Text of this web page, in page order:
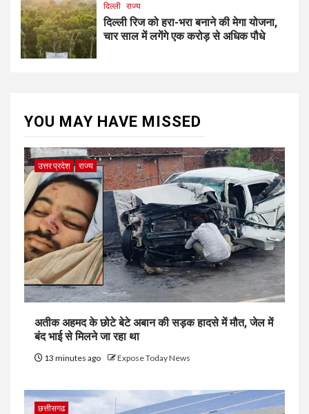
दिल्ली राज्य
दिल्ली रिज को हरा-भरा बनाने की मेगा योजना,
चार साल में लगेंगे एक करोड़ से अधिक पौधे
YOU MAY HAVE MISSED
उत्तर प्रदेश राज्य
अतीक अहमद के छोटे बेटे अबान की सड़क हादसे में मौत, जेल में
बंद भाई से मिलने जा रहा था
13 minutes ago Expose Today News
छत्तीसगढ